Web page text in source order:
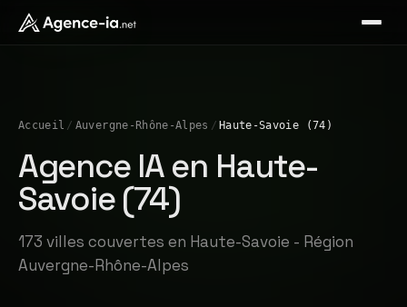
Accueil / Auvergne-Rhône-Alpes / Haute-Savoie (74)
Agence IA en Haute-
Savoie (74)
173 villes couvertes en Haute-Savoie - Région
Auvergne-Rhône-Alpes